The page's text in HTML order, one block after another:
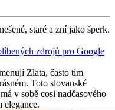
staré a zní jako šperk.
zdrojů pro Google
Zlata, často tím
Toto slovanské
v sobě cosi nadčasového
elegance.